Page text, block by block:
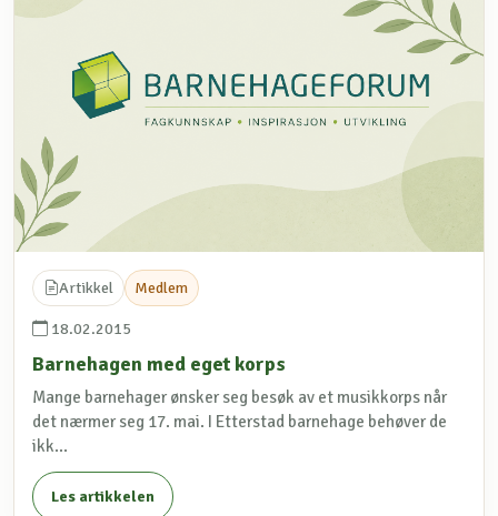
Artikkel Medlem
18.02.2015
Barnehagen med eget korps
Mange barnehager ønsker seg besøk av et musikkorps når
det nærmer seg 17. mai. I Etterstad barnehage behøver de
ikk...
Les artikkelen